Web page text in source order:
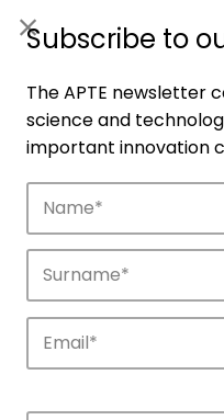
Discover the
Subscribe to
The APTE newsletter
science and
important innovation